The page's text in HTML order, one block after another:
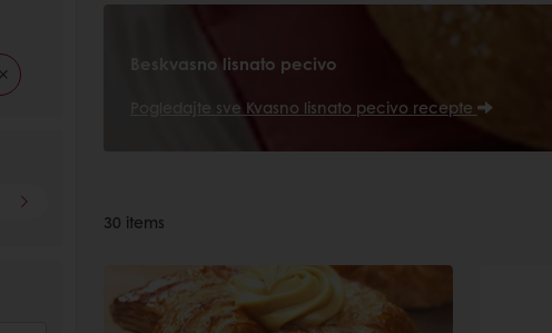
Beskvasno lisnato pecivo
Pogledajte sve Kvasno lisnato pecivo recepte
30 items